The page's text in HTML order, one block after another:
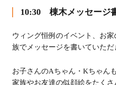
10:30 棟木メッセージ
ウィング恒例のイベント、お
族でメッセージを書いていただ
お子さんのAちゃん・Kちゃん
家族やお友達の似顔絵をたく